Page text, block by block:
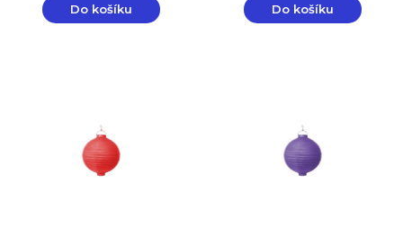
Do košíku Do košíku